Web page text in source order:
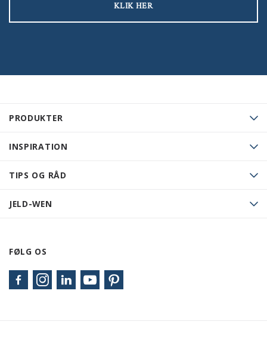
PRODUKTER
INSPIRATION
TIPS OG RÅD
JELD-WEN
FØLG OS
KLIK HER